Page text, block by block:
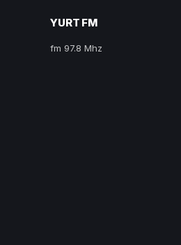
YURT FM
fm 97.8 Mhz